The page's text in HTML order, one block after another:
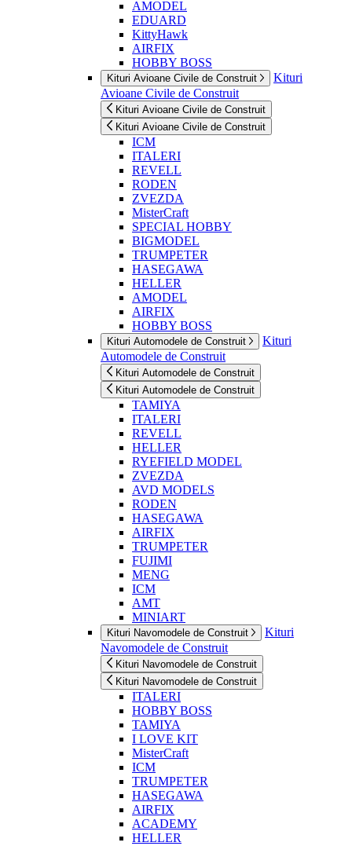
AMODEL
EDUARD
KittyHawk
AIRFIX
HOBBY BOSS
Kituri Avioane Civile de Construit
Kituri
Avioane Civile de Construit
Kituri Avioane Civile de Construit
Kituri Avioane Civile de Construit
ICM
ITALERI
REVELL
RODEN
ZVEZDA
MisterCraft
SPECIAL HOBBY
BIGMODEL
TRUMPETER
HASEGAWA
HELLER
AMODEL
AIRFIX
HOBBY BOSS
Kituri Automodele de Construit
Kituri
Automodele de Construit
Kituri Automodele de Construit
Kituri Automodele de Construit
TAMIYA
ITALERI
REVELL
HELLER
RYEFIELD MODEL
ZVEZDA
AVD MODELS
RODEN
HASEGAWA
AIRFIX
TRUMPETER
FUJIMI
MENG
ICM
AMT
MINIART
Kituri Navomodele de Construit
Kituri
Navomodele de Construit
Kituri Navomodele de Construit
Kituri Navomodele de Construit
ITALERI
HOBBY BOSS
TAMIYA
I LOVE KIT
MisterCraft
ICM
TRUMPETER
HASEGAWA
AIRFIX
ACADEMY
HELLER